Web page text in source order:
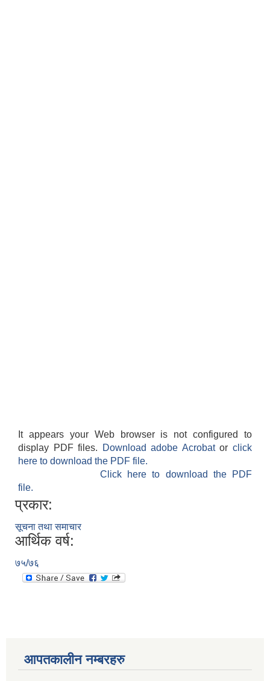
It appears your Web browser is not configured to
display PDF files.
Download adobe Acrobatorclick
here to download the PDF file.
Click here to download the PDF
file.
प्रकार:
सूचना तथा समाचार
आर्थिक वर्ष:
७५/७६
आपतकालीन नम्बरहरु